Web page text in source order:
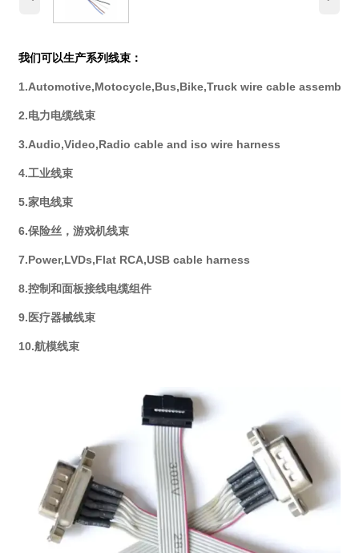
我们可以生产系列线束：
1.Automotive,Motocycle,Bus,Bike,Truck wire cable assembly
2.电力电缆线束
3.Audio,Video,Radio cable and iso wire harness
4.工业线束
5.家电线束
6.保险丝，游戏机线束
7.Power,LVDs,Flat RCA,USB cable harness
8.控制和面板接线电缆组件
9.医疗器械线束
10.航模线束